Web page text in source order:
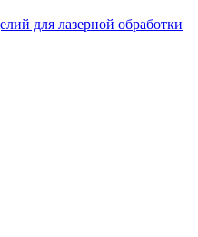
для лазерной обработки